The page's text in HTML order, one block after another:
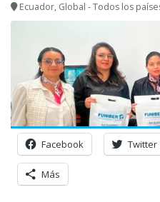
Ecuador, Global - Todos los
Facebook Twitter
Más